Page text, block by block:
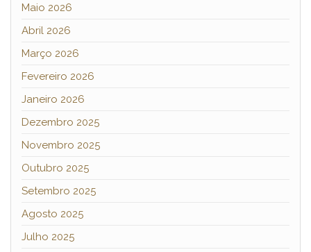
Maio 2026
Abril 2026
Março 2026
Fevereiro 2026
Janeiro 2026
Dezembro 2025
Novembro 2025
Outubro 2025
Setembro 2025
Agosto 2025
Julho 2025